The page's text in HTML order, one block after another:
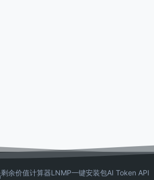
剩余价值计算器LNMP一键安装包AI Token API